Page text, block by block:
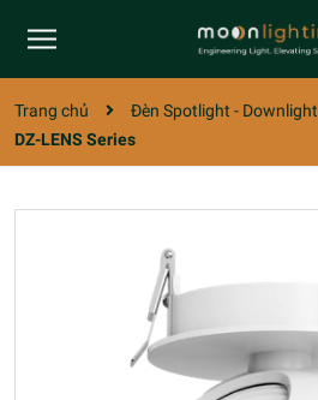
Trang chủ Đèn Spotlight - Downlight
DZ-LENS Series